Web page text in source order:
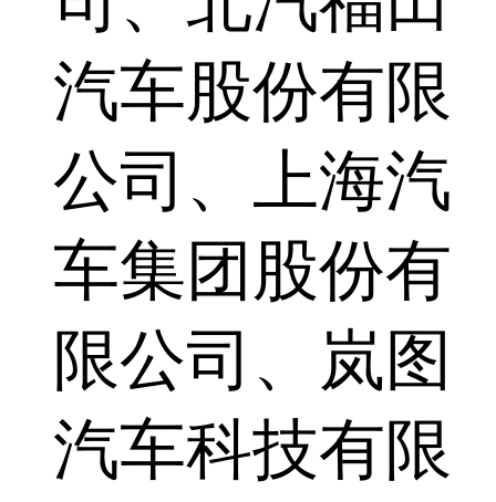
汽车股份有限
公司、上海汽
车集团股份有
限公司、岚图
汽车科技有限